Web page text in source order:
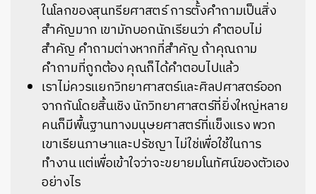
ในโลกของสุนทรียศาสตร์ การตั้งคำถามเป็นสิ่ง
สำคัญมาก เขามักบอกนักเรียนว่า คำตอบไม่
สำคัญ คำถามต่างหากที่สำคัญ ถ้าคุณถาม
คำถามที่ถูกต้อง คุณก็ได้คำตอบไปแล้ว
เราไม่ควรแยกวิทยาศาสตร์และศิลปศาสตร์ออก
จากกันโดยสิ้นเชิง นักวิทยาศาสตร์ที่ยิ่งใหญ่หลาย
คนก็มีพื้นฐานทางมนุษยศาสตร์ที่แข็งแรง พวก
เขาเรียนภาษาและปรัชญา ไม่ใช่เพื่อใช้ในการ
ทำงาน แต่เพื่อเข้าใจว่าจะขยายมโนทัศน์ของตัวเอง
อย่างไร